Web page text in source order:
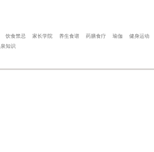
饮食禁忌 家长学院 养生食谱 药膳食疗 瑜伽 健身运动
知识